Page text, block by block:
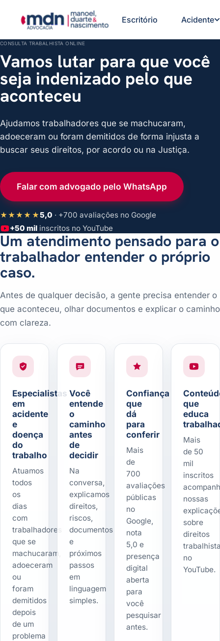
Escritório Acidente
CONSULTA TRABALHISTA ONLINE
Vamos lutar para que você
seja indenizado pelo que
aconteceu
Ajudamos trabalhadores que se machucaram,
adoeceram ou foram demitidos de forma injusta a
buscar seus direitos, por acordo ou na Justiça.
Falar com advogado pelo WhatsApp
★★★★★5,0 · +700 avaliações no Google
+50 mil inscritos no YouTube
Um atendimento pensado para o
trabalhador entender o próprio
caso.
Antes de qualquer decisão, a gente precisa entender o
que aconteceu, olhar documentos e explicar o caminho
com clareza.
Especialistas
em
acidente
e
doença
do
trabalho
Atuamos
todos
os
dias
com
trabalhadores
que se
machucaram,
adoeceram
ou
foram
demitidos
depois
de um
problema
Você
entende
o
caminho
antes
de
decidir
Na
conversa,
explicamos
direitos,
riscos,
documentos
e
próximos
passos
em
linguagem
simples.
Confiança
que
dá
para
conferir
Mais
de
700
avaliações
públicas
no
Google,
nota
5,0 e
presença
digital
aberta
para
você
pesquisar
antes.
que
educa
Mais
de 50
mil
inscritos
nossas
sobre
direitos
no
YouTube.